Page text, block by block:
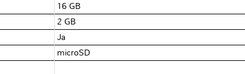
16 GB
2 GB
Ja
microSD